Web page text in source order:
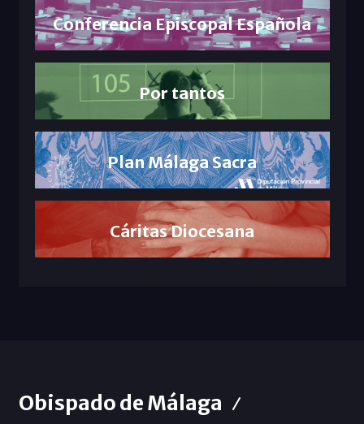
Conferencia Episcopal Española
Por tantos
Plan Málaga Sacra
Cáritas Diocesana
Obispado de Málaga